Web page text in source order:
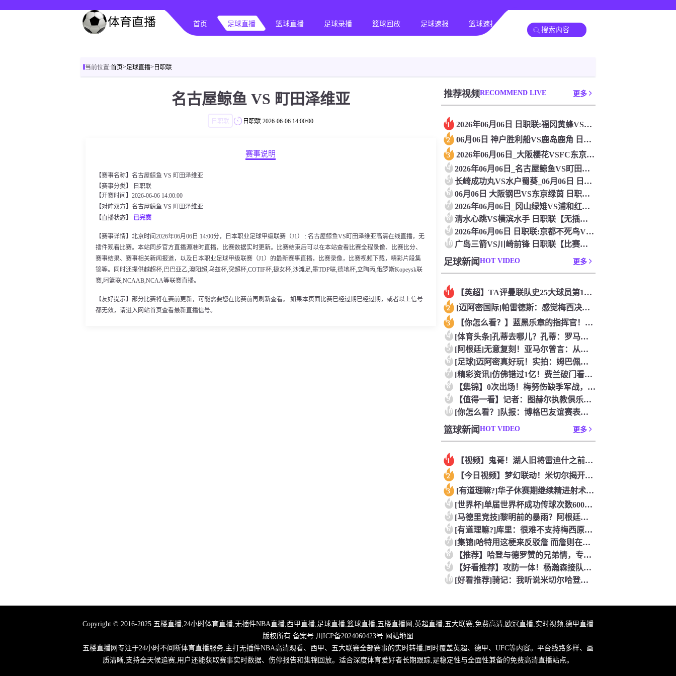
首页 足球直播 篮球直播 足球录播 篮球回放 足球速报 篮球速报 其他赛事
当前位置:首页>足球直播> 日职联
名古屋鲸鱼 VS 町田泽维亚
日职联 日职联 2026-06-06 14:00:00
赛事说明
【赛事名称】名古屋鲸鱼 VS 町田泽维亚
【赛事分类】
日职联
【开赛时间】2026-06-06 14:00:00
【对阵双方】名古屋鲸鱼 VS 町田泽维亚
【直播状态】 已完赛
【赛事详情】北京时间2026年06月06日 14:00分，日本职业足球甲级联赛（J1） : 名古屋鲸鱼VS町田泽维亚高清在线直播，无
插件观看比赛。本站同步官方直播源准时直播，比赛数据实时更新。比赛结束后可以在本站查看比赛全程录像、比赛比分、
赛事结果、赛事相关新闻报道，以及日本职业足球甲级联赛（J1）的最新赛事直播，比赛录像，比赛视频下载，精彩片段集
锦等。同时还提供越超杯,巴巴亚乙,澳阳超,乌兹杯,突超杯,COTIF杯,捷女杯,沙滩足,墨TDP联,德地杯,立陶丙,俄罗斯Kopeysk联
赛,阿篮联,NCAAB,NCAA等联赛直播。
【友好提示】部分比赛将在赛前更新，可能需要您在比赛前再刷新查看。 如果本页面比赛已经过期已经过期，或者以上信号
都无效，请进入网站首页查看最新直播信号。
推荐视频RECOMMEND LIVE 更多
1 2026年06月06日 日职联:福冈黄蜂VS千叶市原_在线观
2 06月06日 神户胜利船VS鹿岛鹿角 日职联 免费直播
3 2026年06月06日_大阪樱花VSFC东京 日职联直播 在
4 2026年06月06日_名古屋鲸鱼VS町田泽维亚 日职联直播
5 长崎成功丸VS水户蜀葵_06月06日 日职联在线观看比赛
6 06月06日 大阪钢巴VS东京绿茵 日职联 免费直播
7 2026年06月06日_冈山绿雉VS浦和红钻 日职联直播 高
8 清水心跳VS横滨水手 日职联【无插件直播】_2026年06月
9 2026年06月06日 日职联:京都不死鸟VS柏太阳神_无插
10 广岛三箭VS川崎前锋 日职联【比赛直播】_2026年06月0
足球新闻 HOT VIDEO 更多
1 【英超】TA评曼联队史25大球员第12：“巴斯比宝贝”的绝佳
2 [迈阿密国际]帕雷德斯：感觉梅西决定了决赛是国家队最后一战，
3 【你怎么看？】蓝黑乐章的指挥官！优雅的波兰中场节拍器！
4 [体育头条]孔蒂去哪儿？孔蒂：罗马诺你小子给我管住嘴哈！
5 [阿根廷]无意复刻！亚马尔曾言：从没想过成为梅西，也不会穿他
6 [足球]迈阿密真好玩！实拍：姆巴佩和女友被路人拍到在夜店狂欢
7 [精彩资讯]仿佛错过1亿！费兰破门看台的西班牙传奇欢呼，拉莫
8 【集锦】0次出场！梅努伤缺季军战，整届1分钟没踢无缘世界杯首
9 【值得一看】记者：图赫尔执教俱乐部是淘汰赛专家，但在真正压力
10 [你怎么看？]队报：博格巴友谊赛表现不错 戈洛文可能加盟沙特
篮球新闻 HOT VIDEO 更多
1 【视频】鬼哥！湖人旧将雷迪什之前在立陶宛联赛大杀四方
2 【今日视频】梦幻联动！米切尔揭开安东内利的名字贴纸！
3 [有道理嘛?]华子休赛期继续精进射术！5个点位接球三分全部命
4 [世界杯]单届世界杯成功传球次数600+球员：罗德里本届75
5 [马德里竞技]黎明前的暴雨？阿根廷世界杯决赛前最后一堂训练课
6 [有道理嘛?]库里：很难不支持梅西原来库里也是梅西球迷！
7 [集锦]哈特用这梗来反驳詹 而詹则在开玩笑地强调0比3和1比
8 【推荐】哈登与德罗赞的兄弟情，专属硬汉的温情
9 【好看推荐】攻防一体！杨瀚森接队友传球双手大力灌篮&防守端再
10 [好看推荐]骑记：我听说米切尔哈登和詹姆斯保持联系 但招募不
Copyright © 2016-2025 五楼直播,24小时体育直播,无插件NBA直播,西甲直播,足球直播,篮球直播,五楼直播网,英超直播,五大联赛,免费高清,欧冠直播,实时视频,德甲直播
版权所有 备案号:川ICP备2024060423号 网站地图
五楼直播网专注于24小时不间断体育直播服务,主打无插件NBA高清观看、西甲、五大联赛全部赛事的实时转播,同时覆盖英超、德甲、UFC等内容。平台线路多样、画
质清晰,支持全天候追赛,用户还能获取赛事实时数据、伤停报告和集锦回放。适合深度体育爱好者长期跟踪,是稳定性与全面性兼备的免费高清直播站点。